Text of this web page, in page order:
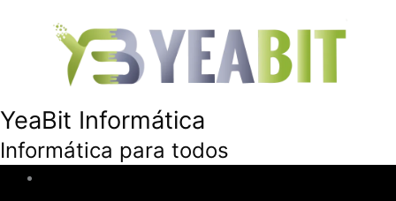
YeaBit Informática
Informática para todos